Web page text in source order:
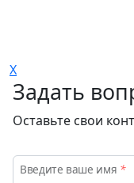
X
Задать
Оставьте свои
Введите ваше имя *